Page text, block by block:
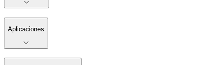
Aplicaciones